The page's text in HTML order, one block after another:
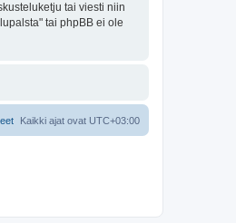
tai viesti niin
tai phpBB ei ole
Kaikki ajat ovat UTC+03:00